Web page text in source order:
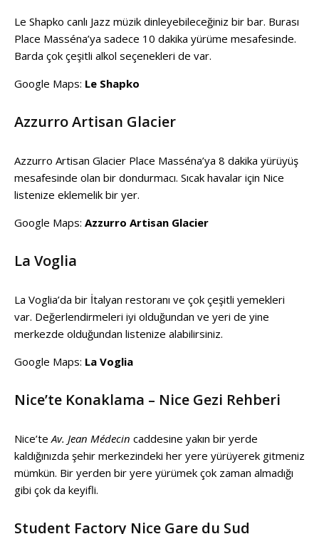
Le Shapko canlı Jazz müzik dinleyebileceğiniz bir bar. Burası
Place Masséna’ya sadece 10 dakika yürüme mesafesinde.
Barda çok çeşitli alkol seçenekleri de var.
Google Maps: Le Shapko
Azzurro Artisan Glacier
Azzurro Artisan Glacier Place Masséna’ya 8 dakika yürüyüş
mesafesinde olan bir dondurmacı. Sıcak havalar için Nice
listenize eklemelik bir yer.
Google Maps: Azzurro Artisan Glacier
La Voglia
La Voglia’da bir İtalyan restoranı ve çok çeşitli yemekleri
var. Değerlendirmeleri iyi olduğundan ve yeri de yine
merkezde olduğundan listenize alabilirsiniz.
Google Maps: La Voglia
Nice’te Konaklama – Nice Gezi Rehberi
Nice’teAv. Jean Médecin caddesine yakın bir yerde
kaldığınızda şehir merkezindeki her yere yürüyerek gitmeniz
mümkün. Bir yerden bir yere yürümek çok zaman almadığı
gibi çok da keyifli.
Student Factory Nice Gare du Sud